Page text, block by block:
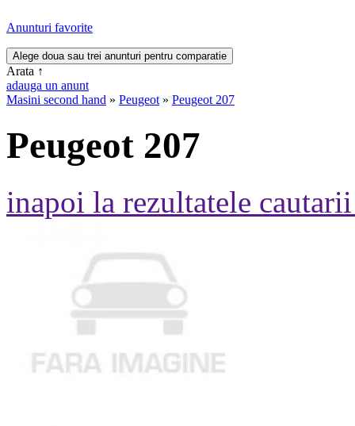
Anunturi favorite
Arata ↑
adauga un anunt
Masini second hand » Peugeot » Peugeot 207
Peugeot 207
inapoi la rezultatele